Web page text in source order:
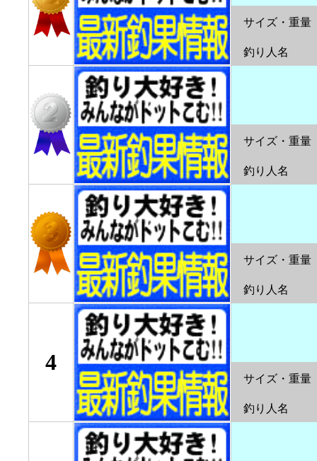
サイズ・重量
釣り人名
サイズ・重量
釣り人名
サイズ・重量
釣り人名
4
サイズ・重量
釣り人名